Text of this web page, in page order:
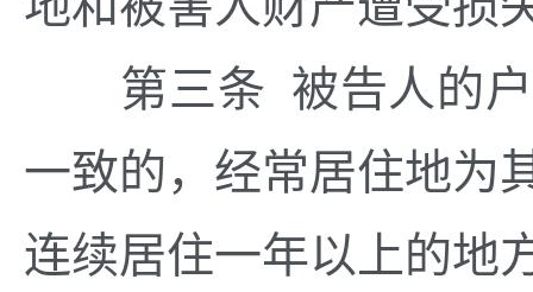
第三条 被告人的户
一致的，经常居住地为
连续居住一年以上的地